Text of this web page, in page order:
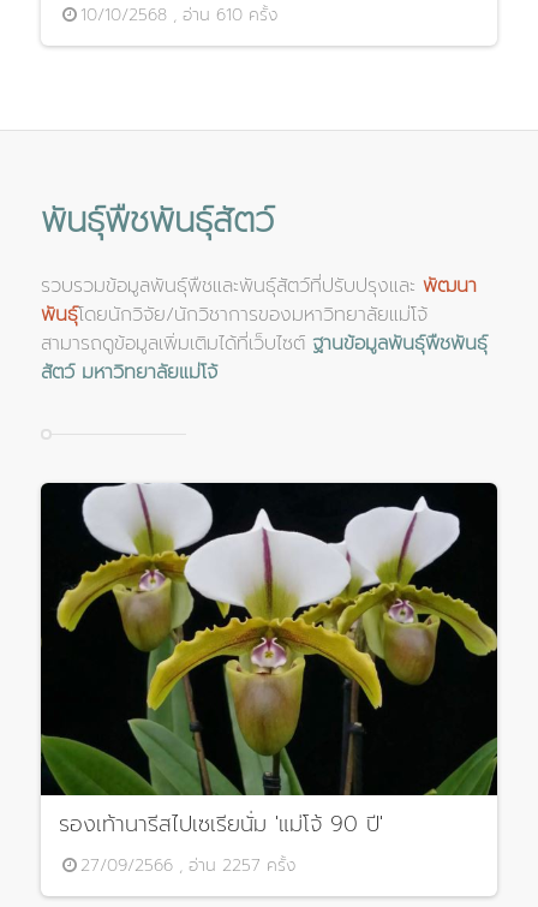
10/10/2568 , อ่าน 610 ครั้ง
พันธุ์พืชพันธุ์สัตว์
รวบรวมข้อมูลพันธุ์พืชและพันธุ์สัตว์ที่ปรับปรุงและ พัฒนา
พันธุ์โดยนักวิจัย/นักวิชาการของมหาวิทยาลัยแม่โจ้
สามารถดูข้อมูลเพิ่มเติมได้ที่เว็บไซต์ ฐานข้อมูลพันธุ์พืชพันธุ์
สัตว์ มหาวิทยาลัยแม่โจ้
รองเท้านารีสไปเซเรียนั่ม 'แม่โจ้ 90 ปี'
27/09/2566 , อ่าน 2257 ครั้ง